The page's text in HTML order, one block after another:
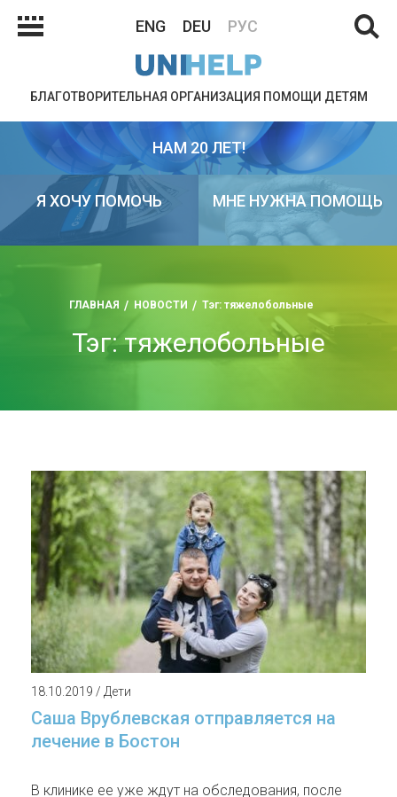
ENG DEU РУС
БЛАГОТВОРИТЕЛЬНАЯ ОРГАНИЗАЦИЯ ПОМОЩИ ДЕТЯМ
НАМ 20 ЛЕТ!
Я ХОЧУ ПОМОЧЬ МНЕ НУЖНА ПОМОЩЬ
ГЛАВНАЯ НОВОСТИ Тэг: тяжелобольные
Тэг: тяжелобольные
18.10.2019 / Дети
Саша Врублевская отправляется на
лечение в Бостон
В клинике ее уже ждут на обследования, после